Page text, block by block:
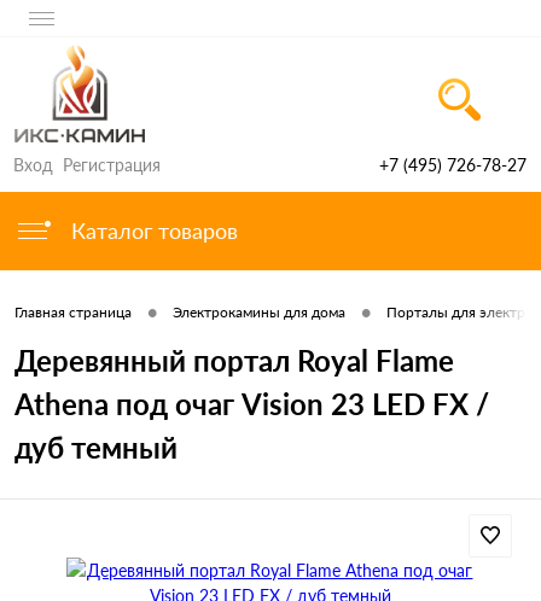
Вход Регистрация +7 (495) 726-78-27
Каталог товаров
Главная страница • Электрокамины для дома • Порталы для
Деревянный портал Royal Flame
Athena под очаг Vision 23 LED FX /
дуб темный